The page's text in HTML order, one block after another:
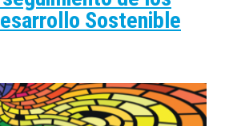
Sostenible